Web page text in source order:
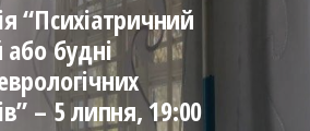
“Психіатричний
або будні
– 5 липня, 19:00